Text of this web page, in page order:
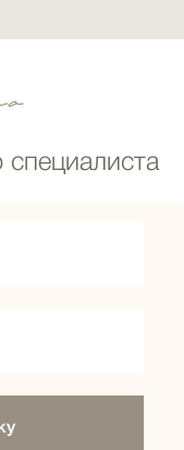
специалиста